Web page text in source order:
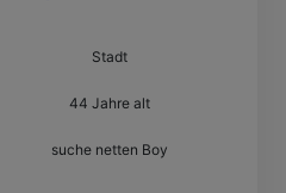
Stadt
44 Jahre alt
suche netten Boy